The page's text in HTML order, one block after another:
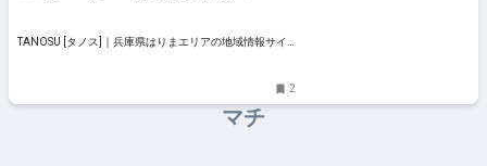
TANOSU [タノス]｜兵庫県はりまエリアの地域情報サイ
2
マチ